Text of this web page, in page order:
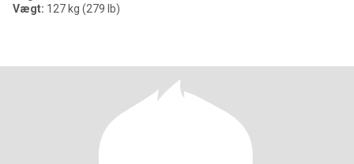
Vægt: 127 kg (279 lb)